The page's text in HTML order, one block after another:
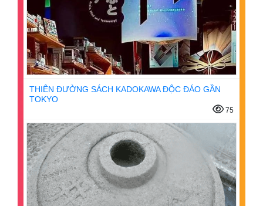
THIÊN ĐƯỜNG SÁCH KADOKAWA ĐỘC ĐÁO GẦN
TOKYO
75